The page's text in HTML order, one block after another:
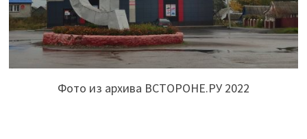
Фото из архива ВСТОРОНЕ.РУ 2022